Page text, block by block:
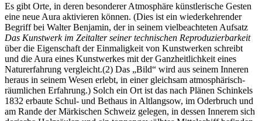
Es gibt Orte, in deren besonderer Atmosphäre künstlerische Gesten
eine neue Aura aktivieren können. (Dies ist ein wiederkehrender
Begriff bei Walter Benjamin, der in seinem vielbeachteten Aufsatz
Das Kunstwerk im Zeitalter seiner technischen Reproduzierbarkeit
über die Eigenschaft der Einmaligkeit von Kunstwerken schreibt
und die Aura eines Kunstwerkes mit der Ganzheitlichkeit eines
Naturerfahrung vergleicht.(2) Das „Bild“ wird aus seinem Inneren
heraus in seinem Wesen erlebt, in einer gleichsam atmosphärisch-
räumlichen Erfahrung.) Solch ein Ort ist das nach Plänen Schinkels
1832 erbaute Schul- und Bethaus in Altlangsow, im Oderbruch und
am Rande der Märkischen Schweiz gelegen, in dessen Innerem sich